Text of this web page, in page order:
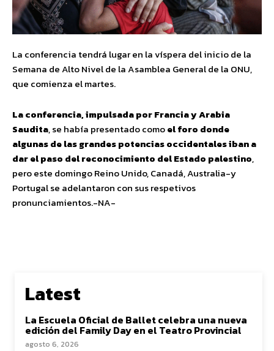
La conferencia tendrá lugar en la víspera del inicio de la
Semana de Alto Nivel de la Asamblea General de la ONU,
que comienza el martes.
La conferencia, impulsada por Francia y Arabia
Saudita, se había presentado comoel foro donde
algunas de las grandes potencias occidentales iban a
dar el paso del reconocimiento del Estado palestino,
pero este domingo Reino Unido, Canadá, Australia-y
Portugal se adelantaron con sus respetivos
pronunciamientos.-NA-
Latest
La Escuela Oficial de Ballet celebra una nueva
edición del Family Day en el Teatro Provincial
agosto 6, 2026